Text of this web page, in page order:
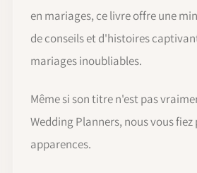
en mariages, ce livre offre une
de conseils et d'histoires
mariages inoubliables.
Même si son titre n'est pas
Wedding Planners, nous vous fiez
apparences.